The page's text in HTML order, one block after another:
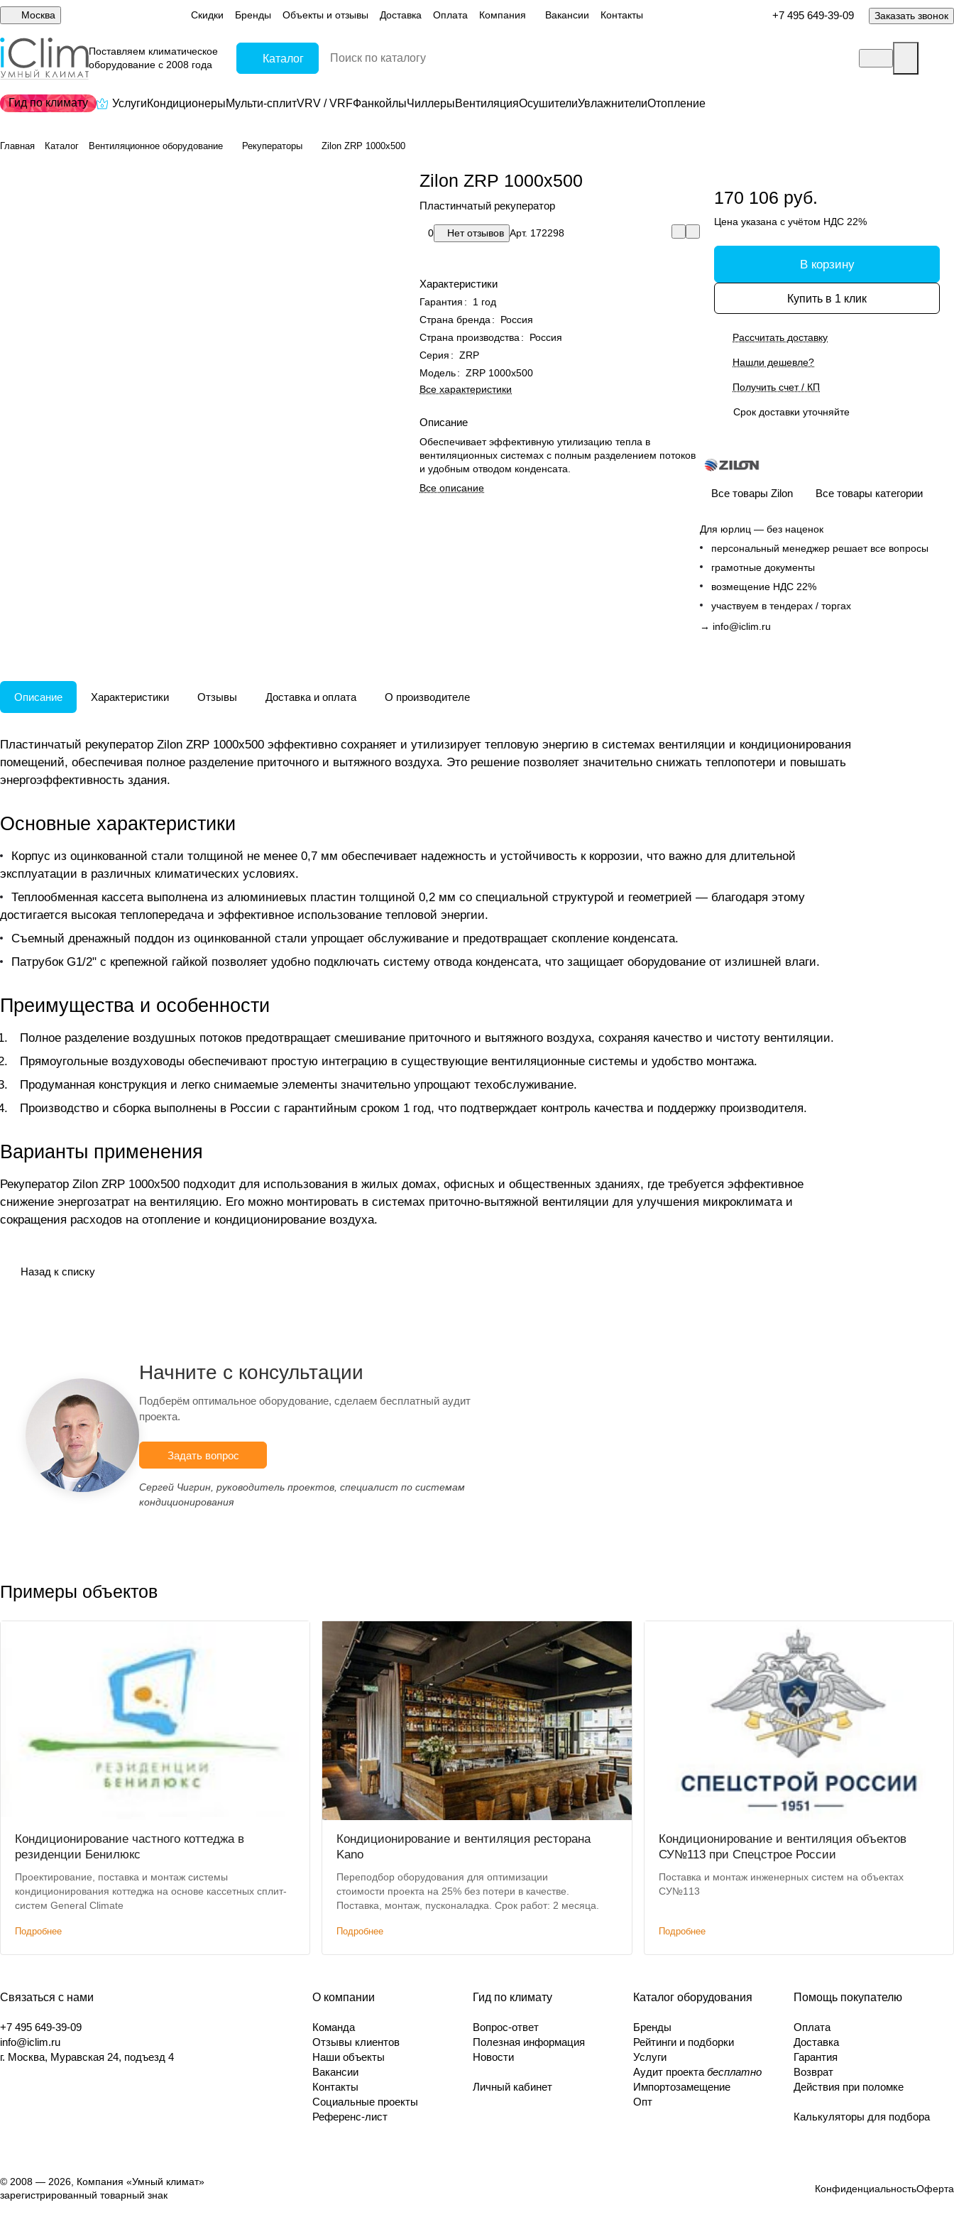
Москва Скидки Бренды Объекты и отзывы Доставка Оплата Компания Вакансии Контакты +7 495 649-39-09 Заказать звонок
Поставляем климатическое
оборудование с 2008 года
Каталог
Гид по климату УслугиКондиционерыМульти-сплитVRV / VRFФанкойлыЧиллерыВентиляцияОсушителиУвлажнителиОтопление
Главная Каталог Вентиляционное оборудование Рекуператоры Zilon ZRP 1000x500
Zilon ZRP 1000x500
Пластинчатый рекуператор
0 Нет отзывов Арт. 172298
Характеристики
Гарантия :
1 год
Страна бренда :
Россия
Страна производства :
Россия
Серия : ZRP
Модель: ZRP 1000x500
Все характеристики
Описание
Обеспечивает эффективную утилизацию тепла в
вентиляционных системах с полным разделением потоков
и удобным отводом конденсата.
Все описание
170 106 руб.
Цена указана с учётом НДС 22%
В корзину
Купить в 1 клик
Рассчитать доставку
Нашли дешевле?
Получить счет / КП
Срок доставки уточняйте
Все товары Zilon Все товары категории
Для юрлиц — без наценок
персональный менеджер решает все вопросы
грамотные документы
возмещение НДС 22%
участвуем в тендерах / торгах
→ info@iclim.ru
Описание Характеристики Отзывы Доставка и оплата О производителе
Пластинчатый рекуператор Zilon ZRP 1000x500 эффективно сохраняет и утилизирует тепловую энергию в системах вентиляции и кондиционирования
помещений, обеспечивая полное разделение приточного и вытяжного воздуха. Это решение позволяет значительно снижать теплопотери и повышать
энергоэффективность здания.
Основные характеристики
Корпус из оцинкованной стали толщиной не менее 0,7 мм обеспечивает надежность и устойчивость к коррозии, что важно для длительной
эксплуатации в различных климатических условиях.
Теплообменная кассета выполнена из алюминиевых пластин толщиной 0,2 мм со специальной структурой и геометрией — благодаря этому
достигается высокая теплопередача и эффективное использование тепловой энергии.
Съемный дренажный поддон из оцинкованной стали упрощает обслуживание и предотвращает скопление конденсата.
Патрубок G1/2" с крепежной гайкой позволяет удобно подключать систему отвода конденсата, что защищает оборудование от излишней влаги.
Преимущества и особенности
Полное разделение воздушных потоков предотвращает смешивание приточного и вытяжного воздуха, сохраняя качество и чистоту вентиляции.
Прямоугольные воздуховоды обеспечивают простую интеграцию в существующие вентиляционные системы и удобство монтажа.
Продуманная конструкция и легко снимаемые элементы значительно упрощают техобслуживание.
Производство и сборка выполнены в России с гарантийным сроком 1 год, что подтверждает контроль качества и поддержку производителя.
Варианты применения
Рекуператор Zilon ZRP 1000x500 подходит для использования в жилых домах, офисных и общественных зданиях, где требуется эффективное
снижение энергозатрат на вентиляцию. Его можно монтировать в системах приточно-вытяжной вентиляции для улучшения микроклимата и
сокращения расходов на отопление и кондиционирование воздуха.
Назад к списку
Начните с консультации
Подберём оптимальное оборудование, сделаем бесплатный аудит
проекта.
Задать вопрос
Сергей Чигрин, руководитель проектов, специалист по системам
кондиционирования
Примеры объектов
Кондиционирование частного коттеджа в
резиденции Бенилюкс
Проектирование, поставка и монтаж системы
кондиционирования коттеджа на основе кассетных сплит-
систем General Climate
Подробнее
Кондиционирование и вентиляция ресторана
Kano
Переподбор оборудования для оптимизации
стоимости проекта на 25% без потери в качестве.
Поставка, монтаж, пусконаладка. Срок работ: 2 месяца.
Подробнее
Кондиционирование и вентиляция объектов
СУ№113 при Спецстрое России
Поставка и монтаж инженерных систем на объектах
СУ№113
Подробнее
Связаться с нами
+7 495 649-39-09
info@iclim.ru
г. Москва, Муравская 24, подъезд 4
О компании
Команда
Отзывы клиентов
Наши объекты
Вакансии
Контакты
Социальные проекты
Референс-лист
Гид по климату
Вопрос-ответ
Полезная информация
Новости
Личный кабинет
Каталог оборудования
Бренды
Рейтинги и подборки
Услуги
Аудит проекта бесплатно
Импортозамещение
Опт
Помощь покупателю
Оплата
Доставка
Гарантия
Возврат
Действия при поломке
Калькуляторы для подбора
© 2008 — 2026, Компания «Умный климат»
зарегистрированный товарный знак
КонфиденциальностьОферта